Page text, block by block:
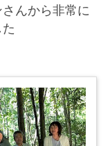
んから非常に